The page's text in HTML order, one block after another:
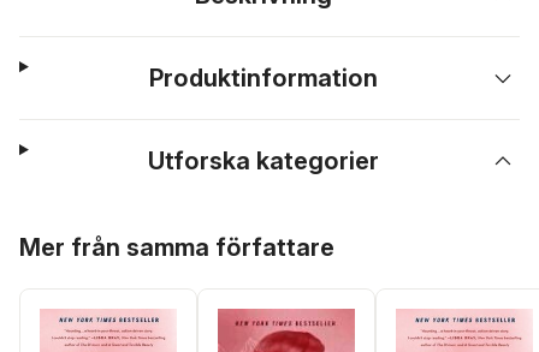
Produktinformation
Utforska kategorier
Mer från samma författare